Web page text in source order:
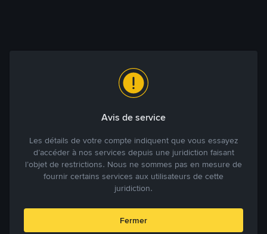
Avis de service
Les détails de votre compte indiquent que vous essayez
d’accéder à nos services depuis une juridiction faisant
l’objet de restrictions. Nous ne sommes pas en mesure de
fournir certains services aux utilisateurs de cette
juridiction.
Fermer